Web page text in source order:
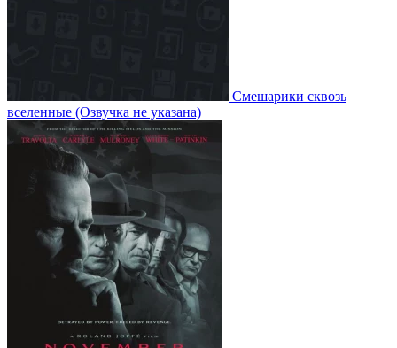
Смешарики сквозь
вселенные (Озвучка не указана)